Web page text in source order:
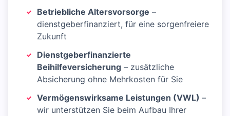
Betriebliche Altersvorsorge –
dienstgeberfinanziert, für eine sorgenfreiere
Zukunft
Dienstgeberfinanzierte
Beihilfeversicherung – zusätzliche
Absicherung ohne Mehrkosten für Sie
Vermögenswirksame Leistungen (VWL) –
wir unterstützen Sie beim Aufbau Ihrer